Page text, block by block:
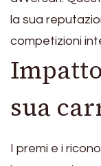
la sua
competizioni
sua
I premi e i